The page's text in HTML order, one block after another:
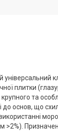
універсальний
плитки
крупного та
до основ, що
>2%).